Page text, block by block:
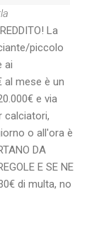
La
piccolo
ai
al mese è un
e via
calciatori,
o all'ora è
DA
E SE NE
di multa, no